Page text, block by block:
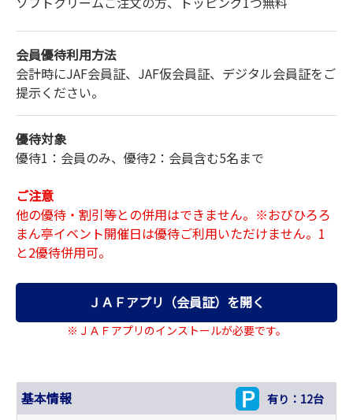
会員優待利用方法
会計時にJAF会員証、JAF仮会員証、デジタル会員証をご
提示ください。
優待対象
優待1：会員のみ、優待2：会員含む5名まで
ご注意
他の優待・割引等との併用はできません。※おびひろろ
まん亭イベント開催日は優待ご利用いただけません。1
と2優待併用可。
ＪＡＦアプリ（会員証）を開く
※ＪＡＦアプリのインストールが必要です。
基本情報 有り：12台